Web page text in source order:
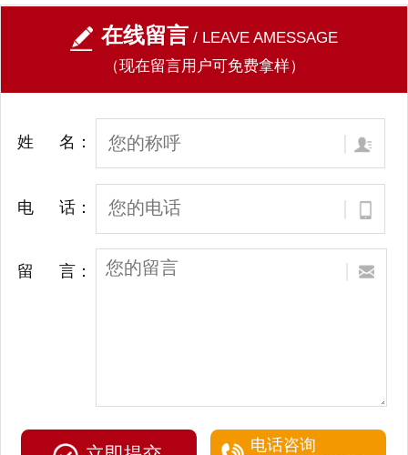
在线留言 / LEAVE AMESSAGE
（现在留言用户可免费拿样）
姓 名：
电 话：
留 言：
电话咨询